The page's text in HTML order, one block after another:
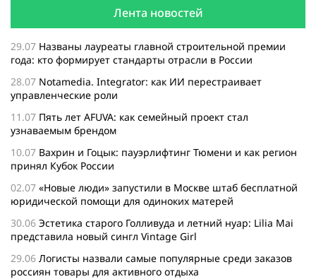
Лента новостей
29.07 Названы лауреаты главной строительной премии
года: кто формирует стандарты отрасли в России
28.07 Notamedia. Integrator: как ИИ перестраивает
управленческие роли
11.07 Пять лет AFUVA: как семейный проект стал
узнаваемым брендом
10.07 Вахрин и Гоцык: пауэрлифтинг Тюмени и как регион
принял Кубок России
02.07 «Новые люди» запустили в Москве штаб бесплатной
юридической помощи для одиноких матерей
30.06 Эстетика старого Голливуда и летний нуар: Lilia Mai
представила новый сингл Vintage Girl
29.06 Логисты назвали самые популярные среди заказов
россиян товары для активного отдыха